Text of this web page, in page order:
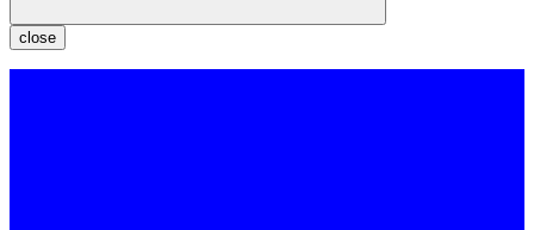
close